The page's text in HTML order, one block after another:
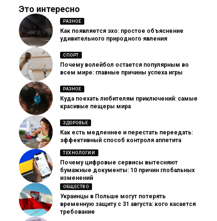
Это интересно
РАЗНОЕ
Как появляется эхо: простое объяснение
удивительного природного явления
СПОРТ
Почему волейбол остается популярным во
всем мире: главные причины успеха игры
РАЗНОЕ
Куда поехать любителям приключений: самые
красивые пещеры мира
ЗДОРОВЬЕ
Как есть медленнее и перестать переедать:
эффективный способ контроля аппетита
ТЕХНОЛОГИИ
Почему цифровые сервисы вытесняют
бумажные документы: 10 причин глобальных
изменений
ОБЩЕСТВО
Украинцы в Польше могут потерять
временную защиту с 31 августа: кого касается
требование